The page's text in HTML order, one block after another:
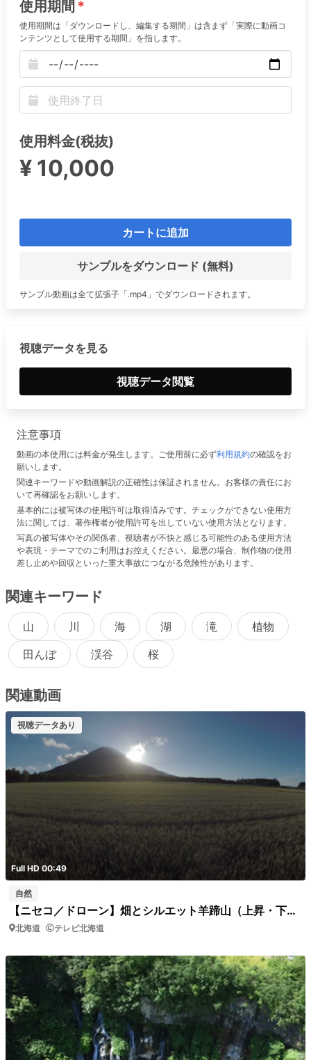
使用期間
使用期間は「ダウンロードし、編集する期間」は含まず「実際に動画コ
ンテンツとして使用する期間」を指します。
使用料金(税抜)
¥ 10,000
カートに追加
サンプルをダウンロード (無料)
サンプル動画は全て拡張子「.mp4」でダウンロードされます。
視聴データを見る
視聴データ閲覧
注意事項
動画の本使用には料金が発生します。ご使用前に必ず利用規約の確認をお
願いします。
関連キーワードや動画解説の正確性は保証されません。お客様の責任にお
いて再確認をお願いします。
基本的には被写体の使用許可は取得済みです。チェックができない使用方
法に関しては、著作権者が使用許可を出していない使用方法となります。
写真の被写体やその関係者、視聴者が不快と感じる可能性のある使用方法
や表現・テーマでのご利用はお控えください。最悪の場合、制作物の使用
差し止めや回収といった重大事故につながる危険性があります。
関連キーワード
山 川 海 湖 滝
植物
田んぼ
渓谷 桜
関連動画
視聴データあり
Full HD 00:49
自然
【ニセコ／ドローン】畑とシルエット羊蹄山（上昇・下降）
北海道 テレビ北海道